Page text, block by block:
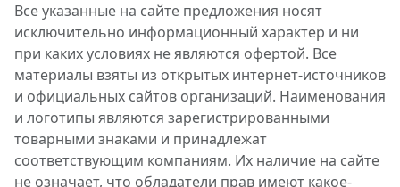
Все указанные на сайте предложения носят
исключительно информационный характер и ни
при каких условиях не являются офертой. Все
материалы взяты из открытых интернет-источников
и официальных сайтов организаций. Наименования
и логотипы являются зарегистрированными
товарными знаками и принадлежат
соответствующим компаниям. Их наличие на сайте
не означает, что обладатели прав имеют какое-